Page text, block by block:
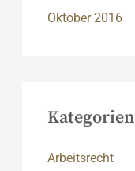
Oktober 2016
Kategorien
Arbeitsrecht